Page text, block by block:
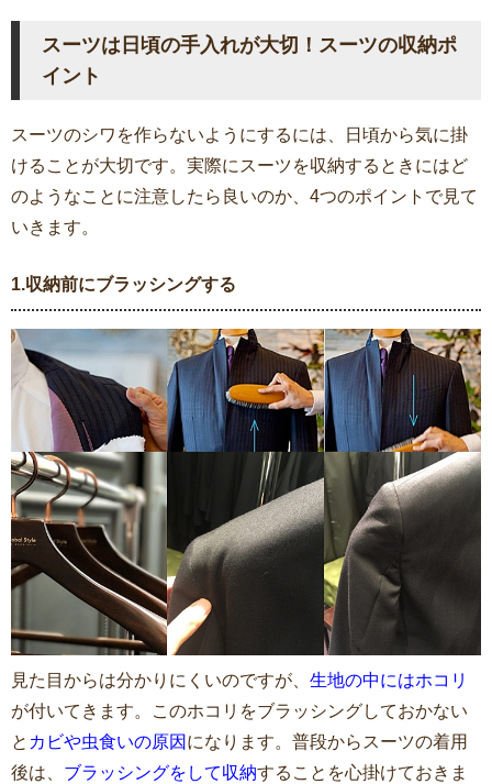
スーツは日頃の手入れが大切！スーツの収納ポ
イント
スーツのシワを作らないようにするには、日頃から気に掛
けることが大切です。実際にスーツを収納するときにはど
のようなことに注意したら良いのか、4つのポイントで見て
いきます。
1.収納前にブラッシングする
見た目からは分かりにくいのですが、 生地の中にはホコリ
が付いてきます。このホコリをブラッシングしておかない
と カビや虫食いの原因 になります。普段からスーツの着用
後は、 ブラッシングをして収納することを心掛けておきま